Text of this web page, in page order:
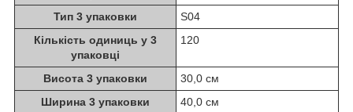
Тип 3 упаковки
S04
Кількість одиниць у 3
упаковці
120
Висота 3 упаковки
30,0 см
Ширина 3 упаковки
40,0 см